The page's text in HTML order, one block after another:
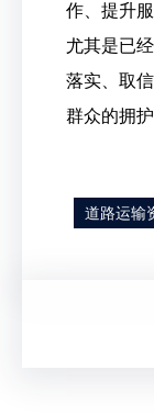
作、提升
尤其是已
落实、取
群众的拥护
道路运输